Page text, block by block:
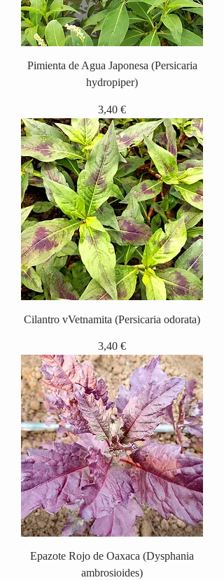
Pimienta de Agua Japonesa (Persicaria
hydropiper)
Precio
3,40 €
Cilantro vVetnamita (Persicaria odorata)
Precio
3,40 €
Epazote Rojo de Oaxaca (Dysphania
ambrosioides)